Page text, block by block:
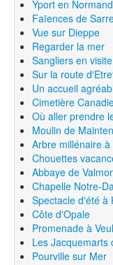
Yport en
Faïences de
Vue sur Dieppe
Regarder la mer
Sangliers en
Sur la route
Un accueil
Cimetière
Où aller prendre
Moulin de
Arbre millénaire
Chouettes
Abbaye de
Chapelle Notre-
Spectacle d'été à
Côte d'Opale
Promenade à
Les Jacquemarts
Pourville sur Mer